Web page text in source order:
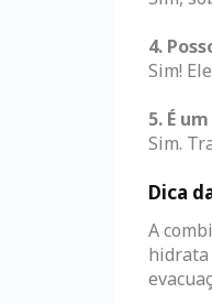
4.
Sim!
5. É
Sim.
Dica
A
hidrata